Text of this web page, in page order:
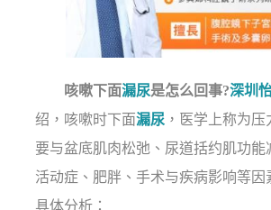
咳嗽下面漏尿是怎么回事?深圳
绍，咳嗽时下面漏尿 ，医学上称为压
要与盆底肌肉松弛、尿道括约肌功能
活动症、肥胖、手术与疾病影响等因
具体分析：